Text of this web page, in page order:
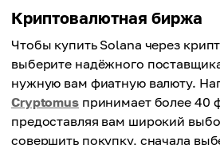
Криптовалютная биржа
Чтобы купить Solana через
выберите надёжного
нужную вам фиатную валюту.
Cryptomusпринимает более 40
предоставляя вам широкий
совершить покупку, сначала